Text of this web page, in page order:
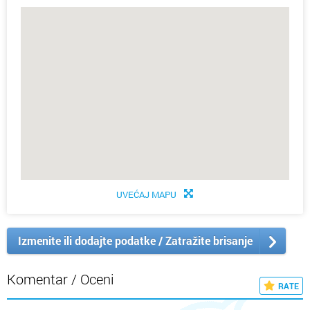
UVEĆAJ MAPU
Izmenite ili dodajte podatke / Zatražite brisanje
Komentar / Oceni RATE